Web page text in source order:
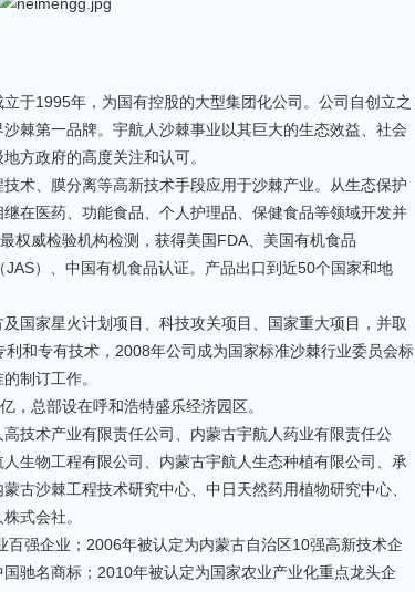
1995年，为国有控股的大型集团化公司。公司自创立之
棘第一品牌。宇航人沙棘事业以其巨大的生态效益、社会
方政府的高度关注和认可。
、膜分离等高新技术手段应用于沙棘产业。从生态保护
在医药、功能食品、个人护理品、保健食品等领域开发并
权威检验机构检测，获得美国FDA、美国有机食品
JAS）、中国有机食品认证。产品出口到近50个国家和地
家星火计划项目、科技攻关项目、国家重大项目，并取
和专有技术，2008年公司成为国家标准沙棘行业委员会标
制订工作。
总部设在呼和浩特盛乐经济园区。
术产业有限责任公司、内蒙古宇航人药业有限责任公
生物工程有限公司、内蒙古宇航人生态种植有限公司、承
古沙棘工程技术研究中心、中日天然药用植物研究中心、
式会社。
强企业；2006年被认定为内蒙古自治区10强高新技术企
驰名商标；2010年被认定为国家农业产业化重点龙头企